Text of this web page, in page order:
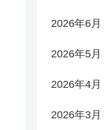
2026年6月
2026年5月
2026年4月
2026年3月